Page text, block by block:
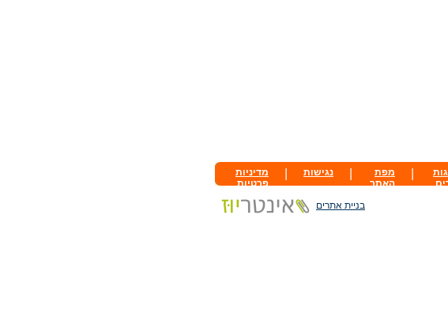
מפת
האתר
נגישות
מדיניות
פרטיות
בניית אתרים